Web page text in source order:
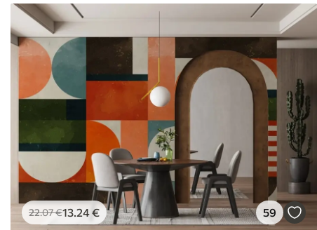
22.07€13.24€ 59